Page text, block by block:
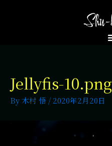
Jellyfis-10.png
By 木村 悟 / 2020年2月20日